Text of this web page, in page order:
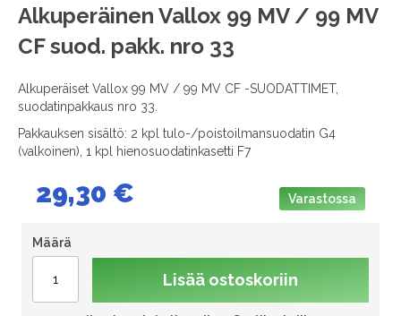
Alkuperäinen Vallox 99 MV / 99 MV
CF suod. pakk. nro 33
Alkuperäiset Vallox 99 MV / 99 MV CF -SUODATTIMET,
suodatinpakkaus nro 33.
Pakkauksen sisältö: 2 kpl tulo-/poistoilmansuodatin G4
(valkoinen), 1 kpl hienosuodatinkasetti F7
29,30 € Varastossa
Määrä
Lisää ostoskoriin
Skip
to
the
of
gallery